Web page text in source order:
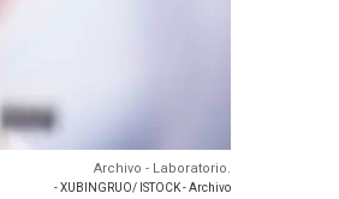
Archivo - Laboratorio.
- XUBINGRUO/ ISTOCK - Archivo